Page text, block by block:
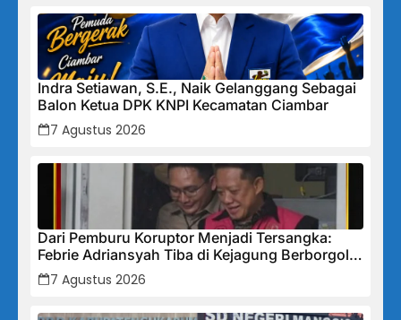
Indra Setiawan, S.E., Naik Gelanggang Sebagai
Balon Ketua DPK KNPI Kecamatan Ciambar
7 Agustus 2026
Dari Pemburu Koruptor Menjadi Tersangka:
Febrie Adriansyah Tiba di Kejagung Berborgol,
Bawa Map Biru dan Senyum Penuh Teka-teki
7 Agustus 2026